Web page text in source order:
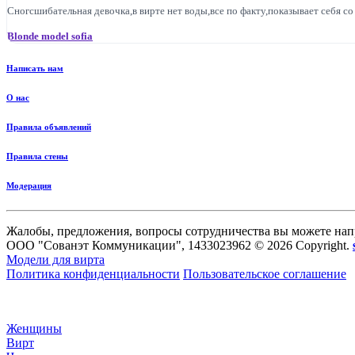
Сногсшибательная девочка,в вирте нет воды,все по факту,показывает себя
Blonde model sofia
Написать нам
О нас
Правила объявлений
Правила стены
Модерация
Жалобы, предложения, вопросы сотрудничества вы можете
ООО "Сованэт Коммуникации", 1433023962 © 2026 Copyright.
Модели для вирта
Политика конфиденциальности Пользовательское соглашение
Женщины
Вирт